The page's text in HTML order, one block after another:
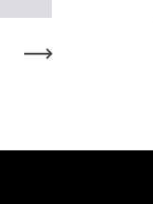
Weiter